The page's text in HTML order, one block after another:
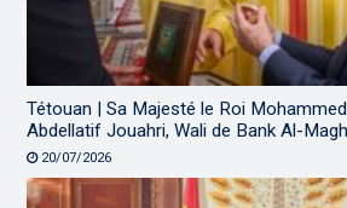
Tétouan | Sa Majesté le Roi
Abdellatif Jouahri, Wali de Bank Al-
20/07/2026